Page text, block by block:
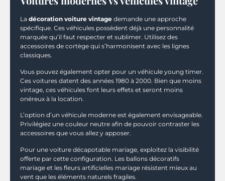
La décoration voiture vintage demande une approche
spécifique. Ces véhicules possèdent déjà une personnalité
marquée qu’il faut respecter et sublimer. Utilisez des
accessoires de cortège qui s’harmonisent avec les lignes
classiques.
Vous pouvez également opter pour un véhicule young timer.
Ces voitures datent des années 1980 à 2000. Bien que moins
vintage, ces véhicules font leurs effets et seront moins
onéreux à la location.
L’option d’un véhicule moderne est également envisageable.
Privilégiez une couleur neutre afin de pouvoir contraster les
accessoires que vous allez y apposer.
Pour une voiture décapotable mariage, exploitez la visibilité
offerte par cette configuration. Les ballons décoratifs
mariage et les fleurs artificielles mariage résistent mieux au
vent que les éléments naturels fragiles.